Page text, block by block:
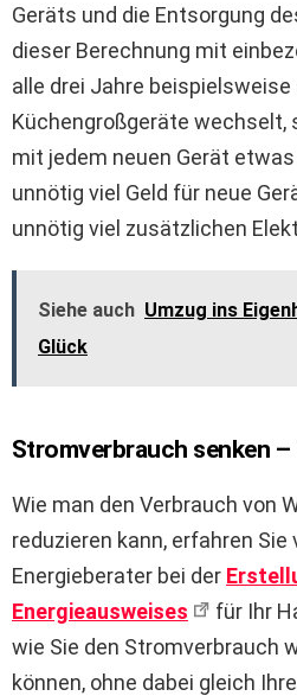
Geräts und die Entsorgung
dieser Berechnung mit
alle drei Jahre beispielsweise
Küchengroßgeräte
mit jedem neuen Gerät
unnötig viel Geld für neue
unnötig viel zusätzlichen
Siehe auch Umzug ins
Glück
Stromverbrauch senken
Wie man den Verbrauch von
reduzieren kann, erfahren Sie
Energieberater bei der
Energieausweises
für Ihr
wie Sie den Stromverbrauch
können, ohne dabei gleich